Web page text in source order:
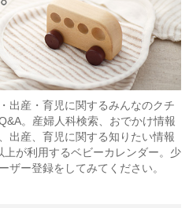
出産・育児に関するみんなのクチ
。産婦人科検索、おでかけ情報
出産、育児に関する知りたい情報
が利用するベビーカレンダー。少
ザー登録をしてみてください。